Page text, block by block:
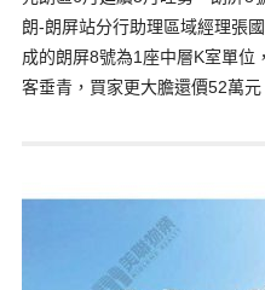
朗-朗屏站分行助理區域經理張
成的朗屏8號為1座中層K室單位
客垂青，買家更大膽還價52萬